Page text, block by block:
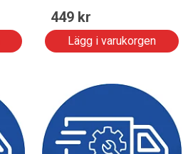
449 kr
Lägg i varukorgen